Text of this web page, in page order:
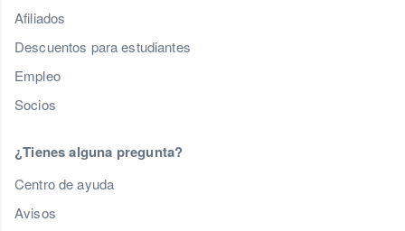
Afiliados
Descuentos para estudiantes
Empleo
Socios
¿Tienes alguna pregunta?
Centro de ayuda
Avisos